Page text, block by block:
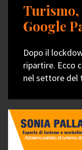
Turismo,
Google
Dopo il
ripartire. Ecco
nel settore del